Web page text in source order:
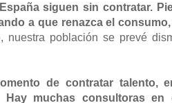
siguen sin contratar.
a que renazca el
, nuestra población se prevé
de contratar
Hay muchas consultoras